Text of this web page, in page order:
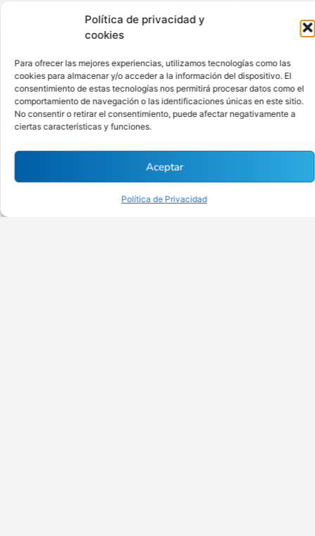
Política de privacidad y
cookies
Para ofrecer las mejores experiencias, utilizamos tecnologías como las
cookies para almacenar y/o acceder a la información del dispositivo. El
consentimiento de estas tecnologías nos permitirá procesar datos como el
comportamiento de navegación o las identificaciones únicas en este sitio.
No consentir o retirar el consentimiento, puede afectar negativamente a
ciertas características y funciones.
Aceptar
Política de Privacidad
debido a su mayor densidad.
MARCA
BIOLEGEND
PRESENTACIÓN
500mL250mL
REGULACIÓN
RUO
Más información
Si deseas más información sobre este producto, deja tus